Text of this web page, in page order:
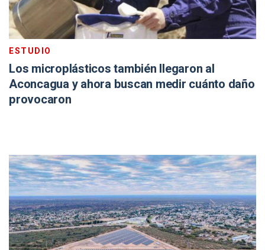
ESTUDIO
Los microplásticos también llegaron al
Aconcagua y ahora buscan medir cuánto daño
provocaron